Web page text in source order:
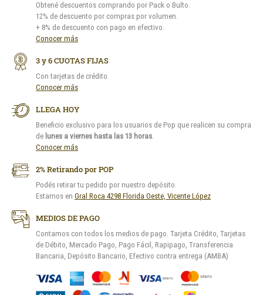
Obtené descuentos comprando por Pack o Bulto.
12% de descuento por compras por volumen.
+ 8% de descuento con pago en efectivo.
Conocer más
3 y 6 CUOTAS FIJAS
Con tarjetas de crédito.
Conocer más
LLEGA HOY
Beneficio exclusivo para los usuarios de Pop que realicen su compra
de lunes a viernes hasta las 13 horas.
Conocer más
2% Retirando por POP
Podés retirar tu pedido por nuestro depósito.
Estamos en Gral Roca 4298 Florida Oeste, Vicente López
MEDIOS DE PAGO
Contamos con todos los medios de pago. Tarjeta Crédito, Tarjetas
de Débito, Mercado Pago, Pago Fácil, Rapipago, Transferencia
Bancaria, Depósito Bancario, Efectivo contra entrega (AMBA)